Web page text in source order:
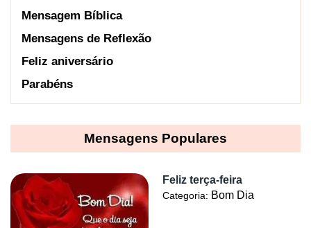
Mensagem Bíblica
Mensagens de Reflexão
Feliz aniversário
Parabéns
Mensagens Populares
Feliz terça-feira
Categoria: Bom Dia